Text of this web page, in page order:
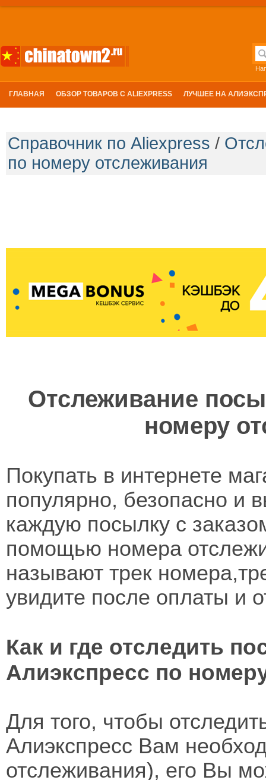
ГЛАВНАЯ ОБЗОР ТОВАРОВ С ALIEXPRESS ЛУЧШЕЕ НА
Справочник по Aliexpress /
по номеру отслеживания
Отслеживание
номеру
Покупать в интернете
популярно, безопасно и
каждую посылку с
помощью номера
называют трек
увидите после оплаты и
Как и где отследить
Алиэкспресс по
Для того, чтобы
Алиэкспресс Вам
отслеживания), его Вы